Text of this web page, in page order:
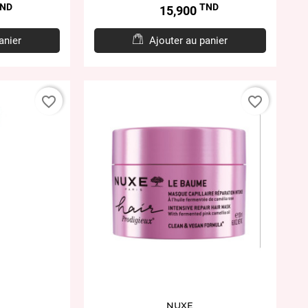
Prix15,900 TND
Ajouter au panier
favorite_border
NUXE
favorite_border